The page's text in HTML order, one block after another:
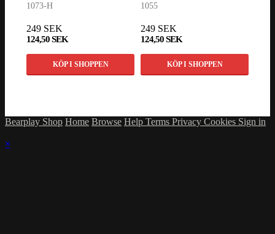
1073-H
249 SEK
124,50 SEK
KÖP I SHOPPEN
1055
249 SEK
124,50 SEK
KÖP I SHOPPEN
Bearplay Shop Home Browse Help Terms Privacy Cookies Sign in
×